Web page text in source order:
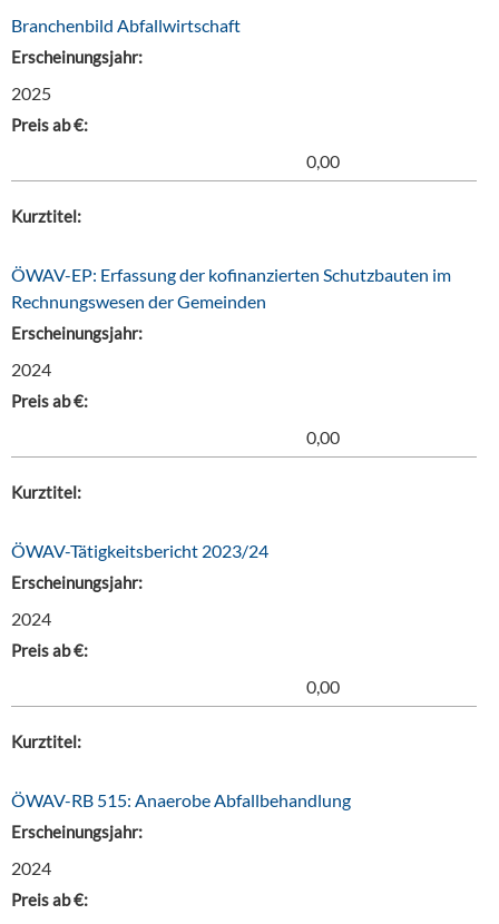
Branchenbild Abfallwirtschaft
Erscheinungsjahr:
2025
Preis ab €:
0,00
Kurztitel:
ÖWAV-EP: Erfassung der kofinanzierten Schutzbauten im
Rechnungswesen der Gemeinden
Erscheinungsjahr:
2024
Preis ab €:
0,00
Kurztitel:
ÖWAV-Tätigkeitsbericht 2023/24
Erscheinungsjahr:
2024
Preis ab €:
0,00
Kurztitel:
ÖWAV-RB 515: Anaerobe Abfallbehandlung
Erscheinungsjahr:
2024
Preis ab €: